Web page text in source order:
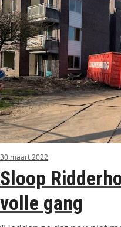
30 maart 2022
Sloop
volle gang